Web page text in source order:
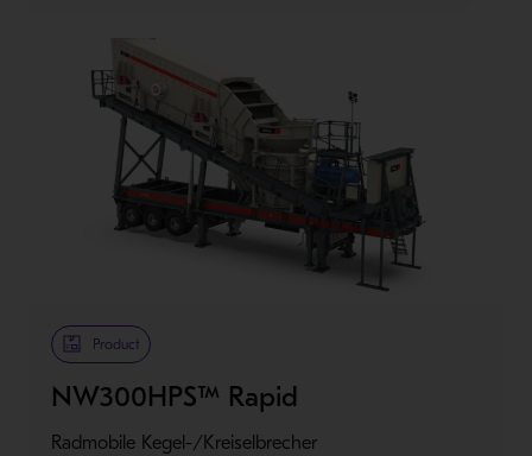
Product
NW300HPS™ Rapid
Radmobile Kegel-/Kreiselbrecher